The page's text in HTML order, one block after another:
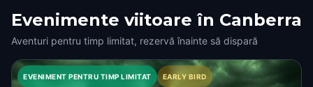
Evenimente viitoare în Canberra
Aventuri pentru timp limitat, rezervă înainte să dispară
EVENIMENT PENTRU TIMP LIMITAT EARLY BIRD